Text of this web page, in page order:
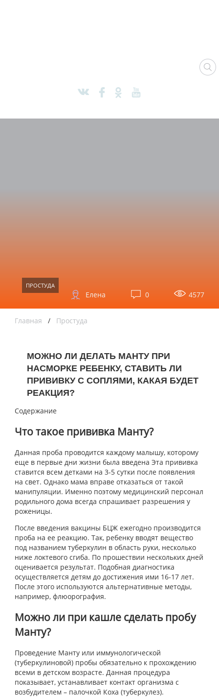
ПРОСТУДА
4577
0
Елена
Главная / Простуда
МОЖНО ЛИ ДЕЛАТЬ МАНТУ ПРИ
НАСМОРКЕ РЕБЕНКУ, СТАВИТЬ ЛИ
ПРИВИВКУ С СОПЛЯМИ, КАКАЯ БУДЕТ
РЕАКЦИЯ?
Содержание
Что такое прививка Манту?
Данная проба проводится каждому малышу, которому
еще в первые дни жизни была введена Эта прививка
ставится всем детками на 3-5 сутки после появления
на свет. Однако мама вправе отказаться от такой
манипуляции. Именно поэтому медицинский персонал
родильного дома всегда спрашивает разрешения у
роженицы.
После введения вакцины БЦЖ ежегодно производится
проба на ее реакцию. Так, ребенку вводят вещество
под названием туберкулин в область руки, несколько
ниже локтевого сгиба. По прошествии нескольких дней
оценивается результат. Подобная диагностика
осуществляется детям до достижения ими 16-17 лет.
После этого используются альтернативные методы,
например, флюорография.
Можно ли при кашле сделать пробу
Манту?
Проведение Манту или иммунологической
(туберкулиновой) пробы обязательно к прохождению
всеми в детском возрасте. Данная процедура
показывает, устанавливает контакт организма с
возбудителем – палочкой Коха (туберкулез).